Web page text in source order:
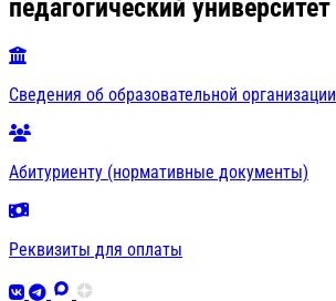
педагогический университет
Сведения об образовательной организации
Абитуриенту (нормативные документы)
Реквизиты для оплаты